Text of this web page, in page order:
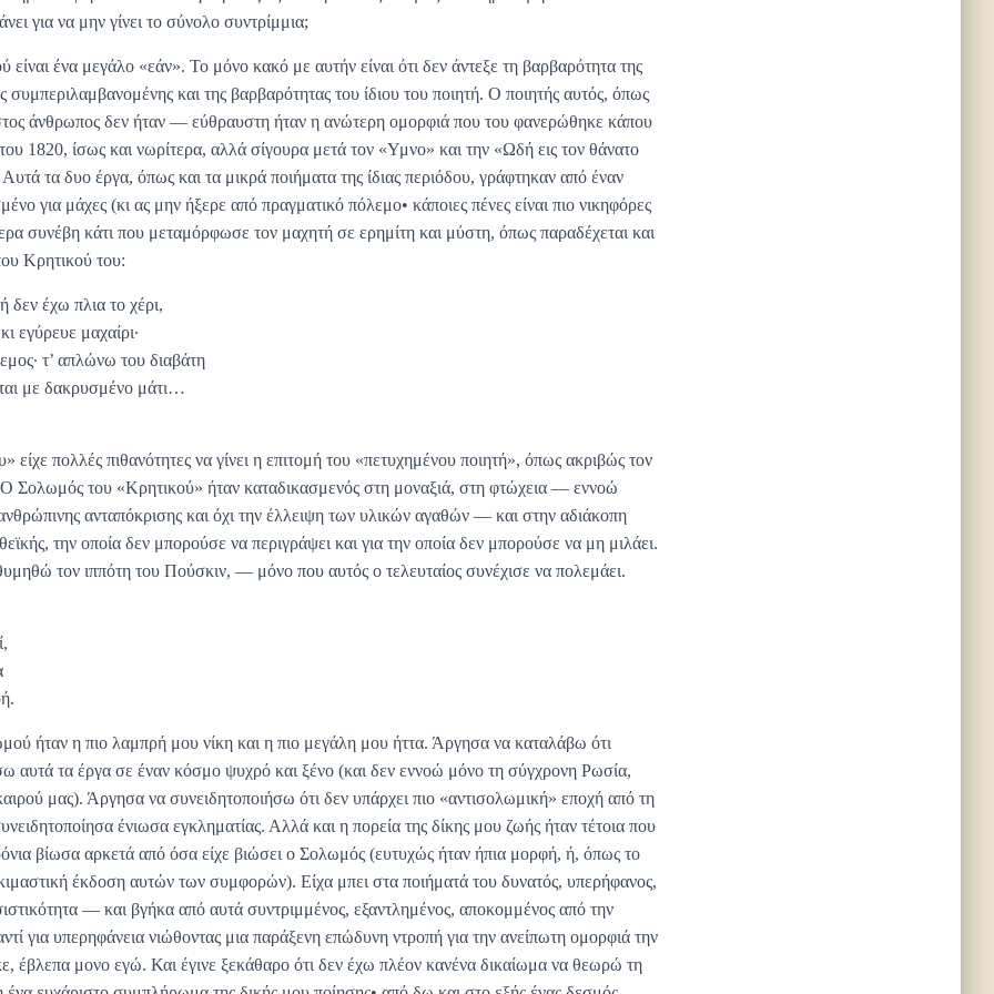
για να μην γίνει το σύνολο συντρίμμια;
ένα μεγάλο «εάν». Το μόνο κακό με αυτήν είναι ότι δεν άντεξε τη βαρβαρότητα της
και της βαρβαρότητας του ίδιου του ποιητή. Ο ποιητής αυτός, όπως
άνθρωπος δεν ήταν — εύθραυστη ήταν η ανώτερη ομορφιά που του φανερώθηκε κάπου
1820, ίσως και νωρίτερα, αλλά σίγουρα μετά τον «Υμνο» και την «Ωδή εις τον θάνατο
τα δυο έργα, όπως και τα μικρά ποιήματα της ίδιας περιόδου, γράφτηκαν από έναν
για μάχες (κι ας μην ήξερε από πραγματικό πόλεμο• κάποιες πένες είναι πιο νικηφόρες
συνέβη κάτι που μεταμόρφωσε τον μαχητή σε ερημίτη και μύστη, όπως παραδέχεται και
Κρητικού του:
δεν έχω πλια το χέρι,
εγύρευε μαχαίρι·
τ’ απλώνω του διαβάτη
με δακρυσμένο μάτι…
πολλές πιθανότητες να γίνει η επιτομή του «πετυχημένου ποιητή», όπως ακριβώς τον
Ο Σολωμός του «Κρητικού» ήταν καταδικασμενός στη μοναξιά, στη φτώχεια — εννοώ
ανταπόκρισης και όχι την έλλειψη των υλικών αγαθών — και στην αδιάκοπη
την οποία δεν μπορούσε να περιγράψει και για την οποία δεν μπορούσε να μη μιλάει.
τον ιππότη του Πούσκιν, — μόνο που αυτός ο τελευταίος συνέχισε να πολεμάει.
ήταν η πιο λαμπρή μου νίκη και η πιο μεγάλη μου ήττα. Άργησα να καταλάβω ότι
αυτά τα έργα σε έναν κόσμο ψυχρό και ξένο (και δεν εννοώ μόνο τη σύγχρονη Ρωσία,
μας). Άργησα να συνειδητοποιήσω ότι δεν υπάρχει πιο «αντισολωμική» εποχή από τη
ένιωσα εγκληματίας. Αλλά και η πορεία της δίκης μου ζωής ήταν τέτοια που
βίωσα αρκετά από όσα είχε βιώσει ο Σολωμός (ευτυχώς ήταν ήπια μορφή, ή, όπως το
έκδοση αυτών των συμφορών). Είχα μπει στα ποιήματά του δυνατός, υπερήφανος,
— και βγήκα από αυτά συντριμμένος, εξαντλημένος, αποκομμένος από την
για υπερηφάνεια νιώθοντας μια παράξενη επώδυνη ντροπή για την ανείπωτη ομορφιά την
έβλεπα μονο εγώ. Και έγινε ξεκάθαρο ότι δεν έχω πλέον κανένα δικαίωμα να θεωρώ τη